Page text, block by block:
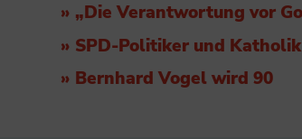
» „Die Verantwortung vor
» SPD-Politiker und
» Bernhard Vogel wird 90